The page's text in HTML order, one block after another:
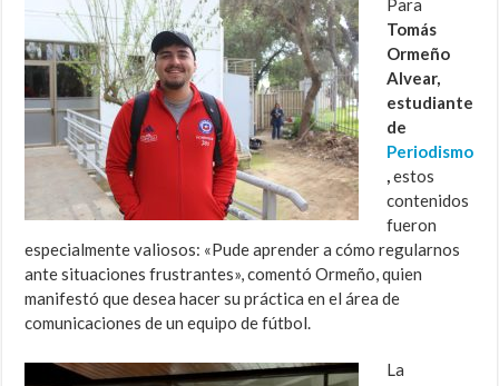
Para
Tomás
Ormeño
Alvear,
estudiante
de
Periodismo
,estos
contenidos
fueron
especialmente valiosos: «Pude aprender a cómo regularnos
ante situaciones frustrantes», comentó Ormeño, quien
manifestó que desea hacer su práctica en el área de
comunicaciones de un equipo de fútbol.
La